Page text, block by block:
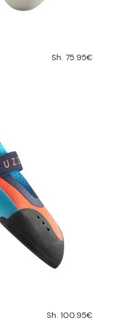
Sh. 75.95€
Sh. 100.95€